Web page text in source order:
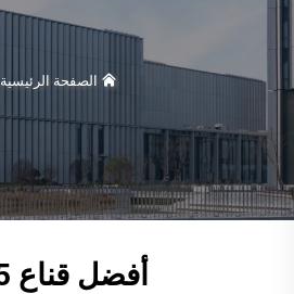
الصفحة الرئيسية
أفضل قناع N95